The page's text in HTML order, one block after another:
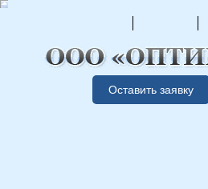
Оставить заявку